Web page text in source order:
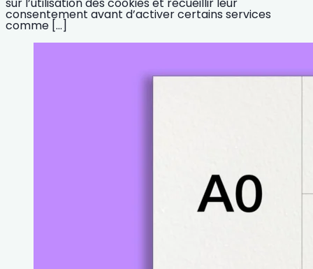
consentement avant d’activer certains services
comme […]